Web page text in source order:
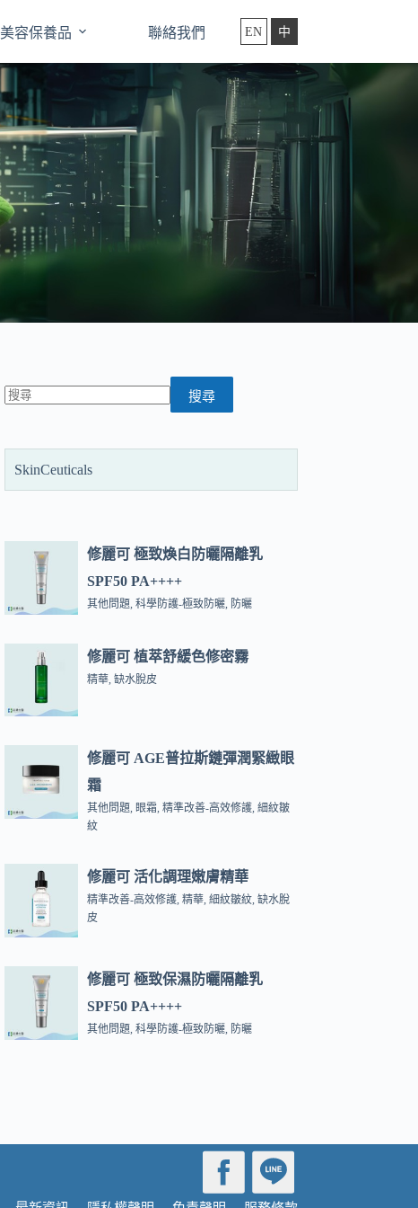
美容保養品 聯絡我們 EN 中
搜尋
SkinCeuticals
修麗可 極致煥白防曬隔離乳
SPF50 PA++++
其他問題, 科學防護-極致防曬, 防曬
修麗可 植萃舒緩色修密霧
精華, 缺水脫皮
修麗可 AGE普拉斯鏈彈潤緊緻眼
霜
其他問題, 眼霜, 精準改善-高效修護, 細紋皺
紋
修麗可 活化調理嫩膚精華
精準改善-高效修護, 精華, 細紋皺紋, 缺水脫
皮
修麗可 極致保濕防曬隔離乳
SPF50 PA++++
其他問題, 科學防護-極致防曬, 防曬